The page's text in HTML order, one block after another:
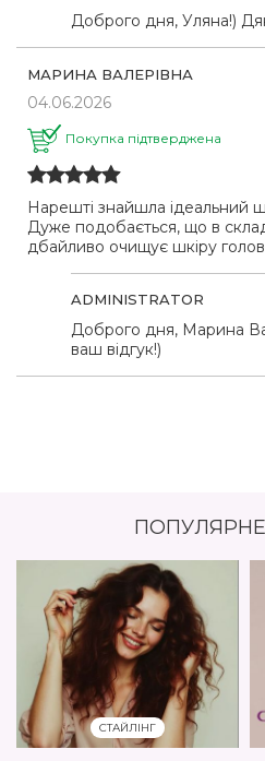
Доброго дня, Уляна!)
МАРИНА ВАЛЕРІВНА
04.06.2026
Покупка підтверджена
Нарешті знайшла ідеальний
Дуже подобається, що в
дбайливо очищує шкіру
ADMINISTRATOR
Доброго дня, Марина
ваш відгук!)
ПОПУЛЯРНЕ
СТАЙЛІНГ